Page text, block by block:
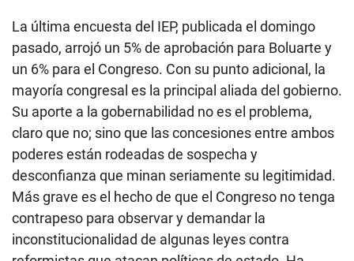
La última encuesta del IEP, publicada el domingo
pasado, arrojó un 5% de aprobación para Boluarte y
un 6% para el Congreso. Con su punto adicional, la
mayoría congresal es la principal aliada del gobierno.
Su aporte a la gobernabilidad no es el problema,
claro que no; sino que las concesiones entre ambos
poderes están rodeadas de sospecha y
desconfianza que minan seriamente su legitimidad.
Más grave es el hecho de que el Congreso no tenga
contrapeso para observar y demandar la
inconstitucionalidad de algunas leyes contra